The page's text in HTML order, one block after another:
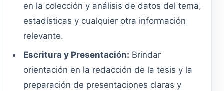
en la colección y análisis de datos del tema,
estadísticas y cualquier otra información
relevante.
Escritura y Presentación: Brindar
orientación en la redacción de la tesis y la
preparación de presentaciones claras y